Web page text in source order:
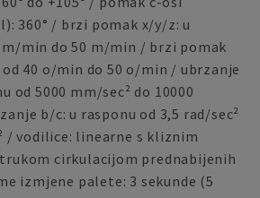
360° / brzi pomak x/y/z: u
m/min do 50 m/min / brzi pomak
40 o/min do 50 o/min / ubrzanje
od 5000 mm/sec² do 10000
b/c: u rasponu od 3,5 rad/sec²
/ vodilice: linearne s kliznim
cirkulacijom prednabijenih
izmjene palete: 3 sekunde (5